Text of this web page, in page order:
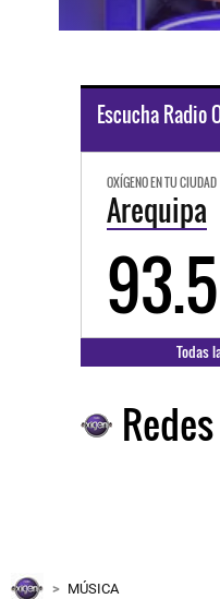
Escucha Radio
OXÍGENO EN TU CIUDAD
Arequipa
93.5
Todas
MÚSICA